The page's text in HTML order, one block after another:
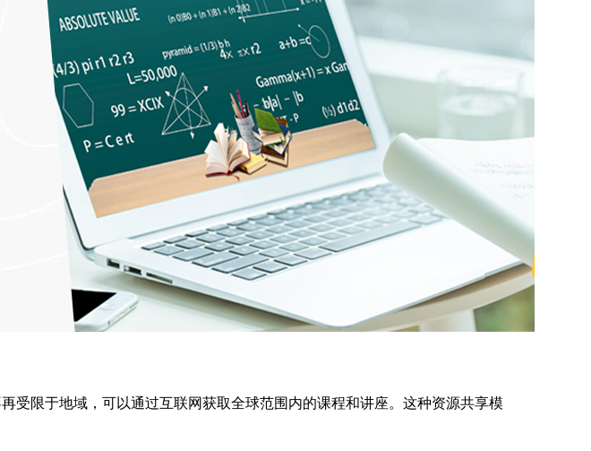
受限于地域，可以通过互联网获取全球范围内的课程和讲座。这种资源共享模